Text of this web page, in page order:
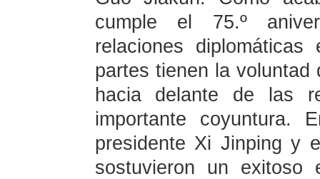
cumple el 75.º
relaciones
partes tienen la voluntad
hacia delante de las
importante coyuntura.
presidente Xi Jinping y
sostuvieron un exitoso